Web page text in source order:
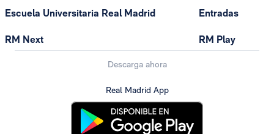
Escuela Universitaria Real Madrid
RM Next
Entradas
RM Play
Descarga ahora
Real Madrid App